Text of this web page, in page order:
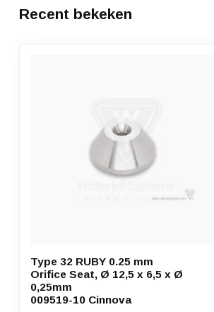
Recent bekeken
Type 32 RUBY 0.25 mm
Orifice Seat, Ø 12,5 x 6,5 x Ø
0,25mm
009519-10 Cinnova